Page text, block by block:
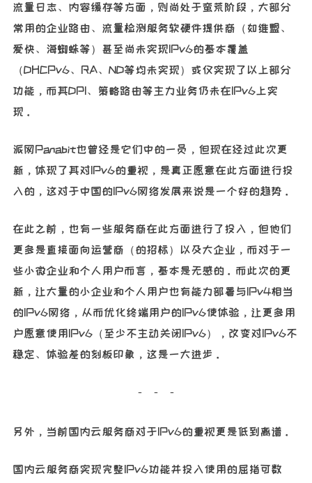
流量日志、内容缓存等方面，则尚处于蛮荒阶段，大部分
常用的企业路由、流量检测服务软硬件提供商（如维盟、
爱快、海蜘蛛等）甚至尚未实现IPv6的基本覆盖
（DHCPv6、RA、ND等均未实现）或仅实现了以上部分
功能，而其DPI、策略路由等主力业务仍未在IPv6上实
现。
派网Panabit也曾经是它们中的一员，但现在经过此次更
新，体现了其对IPv6的重视，是真正愿意在此方面进行投
入的，这对于中国的IPv6网络发展来说是一个好的趋势。
在此之前，也有一些服务商在此方面进行了投入，但他们
更多是直接面向运营商（的招标）以及大企业，而对于一
些小微企业和个人用户而言，基本是无感的。而此次的更
新，让大量的小企业和个人用户也有能力部署与IPv4相当
的IPv6网络，从而优化终端用户的IPv6使体验，让更多用
户愿意使用IPv6（至少不主动关闭IPv6），改变对IPv6不
稳定、体验差的刻板印象，这是一大进步。
另外，当前国内云服务商对于IPv6的重视更是低到离谱。
国内云服务商实现完整IPv6功能并投入使用的屈指可数